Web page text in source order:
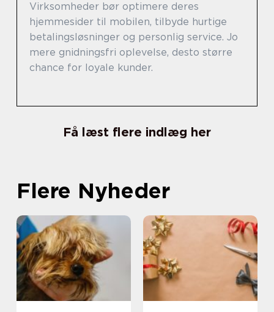
Virksomheder bør optimere deres
hjemmesider til mobilen, tilbyde hurtige
betalingsløsninger og personlig service. Jo
mere gnidningsfri oplevelse, desto større
chance for loyale kunder.
Få læst flere indlæg her
Flere Nyheder